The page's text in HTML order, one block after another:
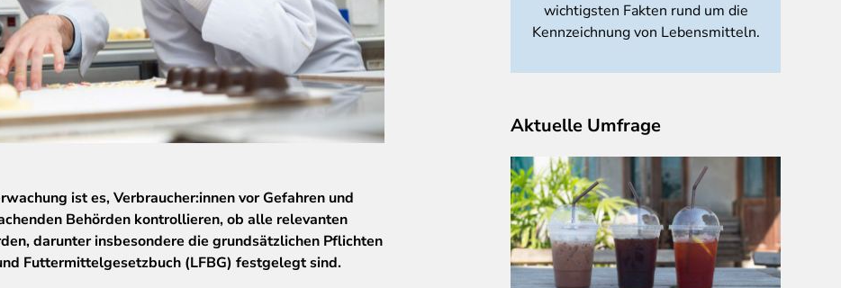
ist es, Verbraucher:innen vor Gefahren und
Behörden kontrollieren, ob alle relevanten
darunter insbesondere die grundsätzlichen Pflichten
Futtermittelgesetzbuch (LFBG) festgelegt sind.
wichtigsten Fakten rund um die
Kennzeichnung von Lebensmitteln.
Aktuelle Umfrage